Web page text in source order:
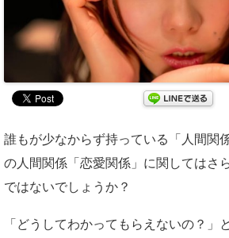
誰もが少なからず持っている「人間関
の人間関係「恋愛関係」に関してはさ
ではないでしょうか？
「どうしてわかってもらえないの？」